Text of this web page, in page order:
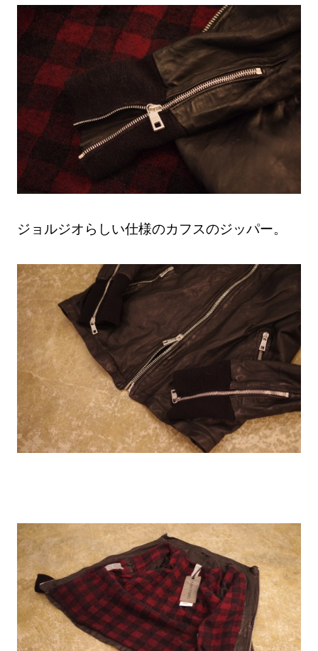
ジョルジオらしい仕様のカフスのジッパー。